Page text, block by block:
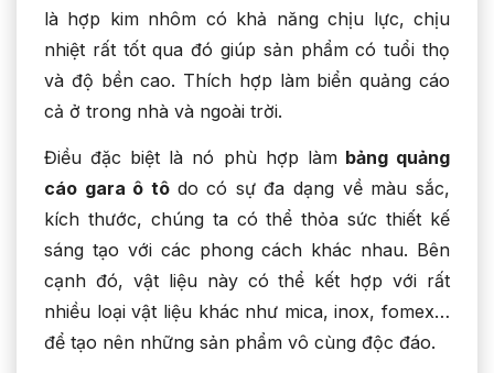
là hợp kim nhôm có khả năng chịu lực, chịu
nhiệt rất tốt qua đó giúp sản phẩm có tuổi thọ
và độ bền cao. Thích hợp làm biển quảng cáo
cả ở trong nhà và ngoài trời.
Điều đặc biệt là nó phù hợp làmbảng quảng
cáo gara ô tô do có sự đa dạng về màu sắc,
kích thước, chúng ta có thể thỏa sức thiết kế
sáng tạo với các phong cách khác nhau. Bên
cạnh đó, vật liệu này có thể kết hợp với rất
nhiều loại vật liệu khác như mica, inox, fomex…
để tạo nên những sản phẩm vô cùng độc đáo.